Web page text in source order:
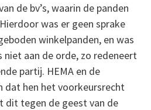
de bv’s, waarin de panden
was er geen sprake
winkelpanden, en was
aan de orde, zo redeneert
partij. HEMA en de
dat hen het voorkeursrecht
dit tegen de geest van de